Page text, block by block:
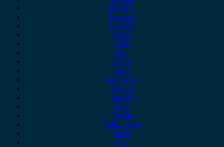
Peugeot
Porsche
Renault
Rover
Saab
Seat
Skoda
Smart
ssangyong
Subaru
Suzuki
Tesla
Toyota
Volkswagen
Volvo
Xev